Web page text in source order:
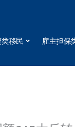
移民 雇主担保